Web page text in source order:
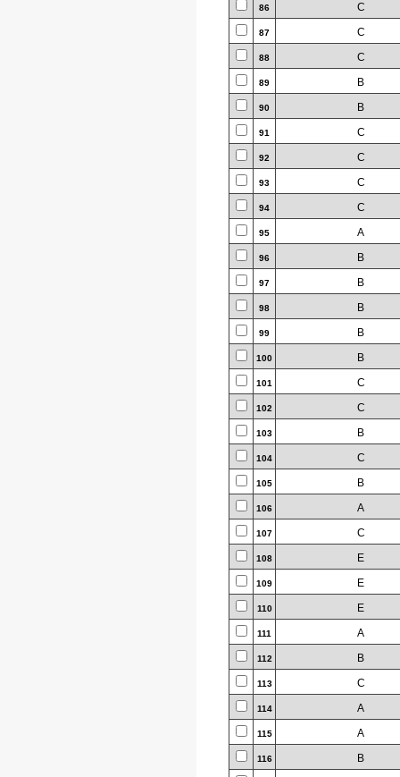
86 C
87 C
88 C
89 B
90 B
91 C
92 C
93 C
94 C
95 A
96 B
97 B
98 B
99 B
100 B
101 C
102 C
103 B
104 C
105 B
106 A
107 C
108 E
109 E
110 E
111 A
112 B
113 C
114 A
115 A
116 B